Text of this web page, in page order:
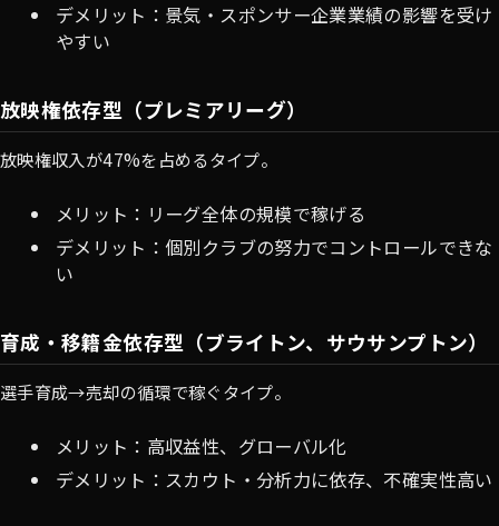
デメリット：景気・スポンサー企業業績の影響を受け
やすい
放映権依存型（プレミアリーグ）
放映権収入が47%を占めるタイプ。
メリット：リーグ全体の規模で稼げる
デメリット：個別クラブの努力でコントロールできな
い
育成・移籍金依存型（ブライトン、サウサンプトン）
選手育成→売却の循環で稼ぐタイプ。
メリット：高収益性、グローバル化
デメリット：スカウト・分析力に依存、不確実性高い